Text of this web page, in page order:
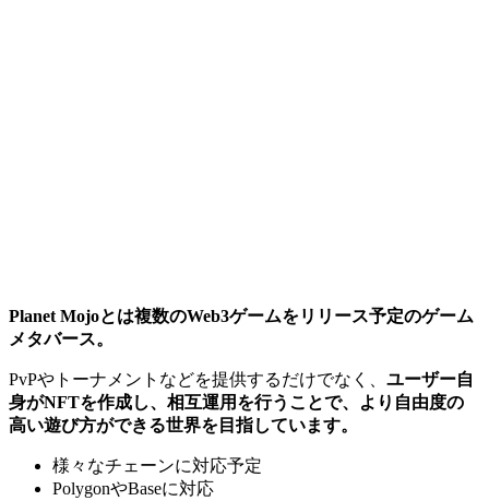
Planet Mojoとは複数のWeb3ゲームをリリース予定のゲーム
メタバース。
PvPやトーナメントなどを提供するだけでなく、 ユーザー自
身がNFTを作成し、相互運用を行うことで、より自由度の
高い遊び方ができる世界を目指しています。
様々なチェーンに対応予定
PolygonやBaseに対応